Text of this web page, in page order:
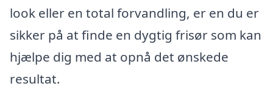
look eller en total forvandling, er en du er
sikker på at finde en dygtig frisør som kan
hjælpe dig med at opnå det ønskede
resultat.